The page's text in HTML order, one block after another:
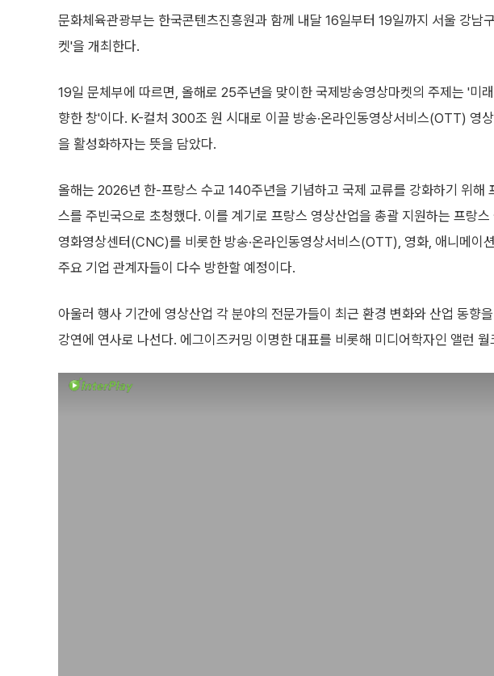
문화체육관광부는 한국콘텐츠진흥원과 함께 내달 16일부터 19일까지 서울 강남
켓'을 개최한다.
19일 문체부에 따르면, 올해로 25주년을 맞이한 국제방송영상마켓의 주제는 '미
향한 창'이다. K-컬처 300조 원 시대로 이끌 방송·온라인동영상서비스(OTT) 영
을 활성화하자는 뜻을 담았다.
올해는 2026년 한-프랑스 수교 140주년을 기념하고 국제 교류를 강화하기 위해
스를 주빈국으로 초청했다. 이를 계기로 프랑스 영상산업을 총괄 지원하는 프랑스
영화영상센터(CNC)를 비롯한 방송·온라인동영상서비스(OTT), 영화, 애니메이
주요 기업 관계자들이 다수 방한할 예정이다.
아울러 행사 기간에 영상산업 각 분야의 전문가들이 최근 환경 변화와 산업 동향
강연에 연사로 나선다. 에그이즈커밍 이명한 대표를 비롯해 미디어학자인 앨런